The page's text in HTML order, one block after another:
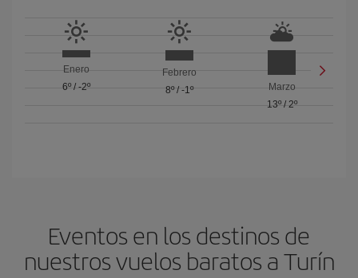
Enero
6º/ -2º
Febrero
8º/ -1º
Marzo
13º/ 2º
Eventos en los destinos de
nuestros vuelos baratos a Turín